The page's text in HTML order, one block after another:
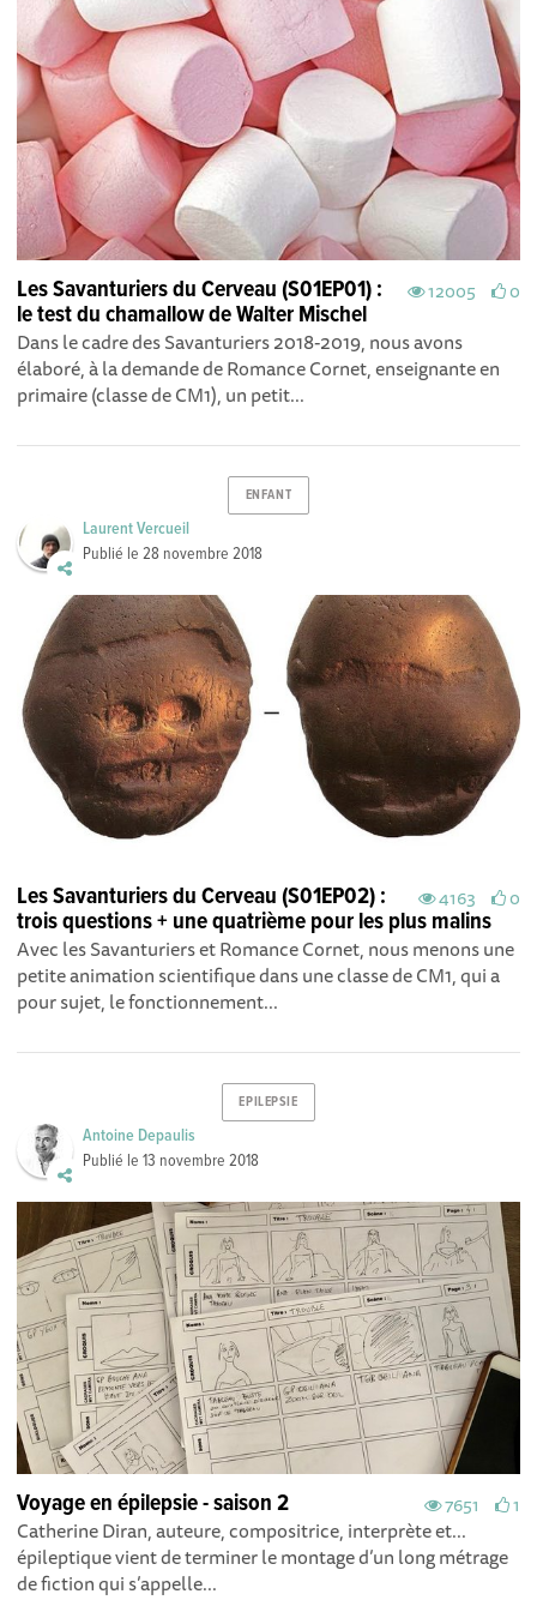
12005 0
Les Savanturiers du Cerveau (S01EP01) :
le test du chamallow de Walter Mischel
Dans le cadre des Savanturiers 2018-2019, nous avons
élaboré, à la demande de Romance Cornet, enseignante en
primaire (classe de CM1), un petit...
ENFANT
Laurent Vercueil
Publié le28 novembre 2018
4163 0
Les Savanturiers du Cerveau (S01EP02) :
trois questions + une quatrième pour les plus malins
Avec les Savanturiers et Romance Cornet, nous menons une
petite animation scientifique dans une classe de CM1, qui a
pour sujet, le fonctionnement...
EPILEPSIE
Antoine Depaulis
Publié le13 novembre 2018
7651 1
Voyage en épilepsie - saison 2
Catherine Diran, auteure, compositrice, interprète et...
épileptique vient de terminer le montage d’un long métrage
de fiction qui s’appelle...